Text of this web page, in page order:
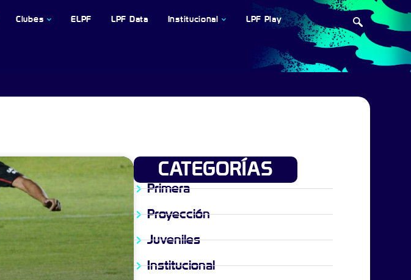
Clubes ELPF LPF Data Institucional LPF Play
CATEGORÍAS
Primera
Proyección
Juveniles
Institucional